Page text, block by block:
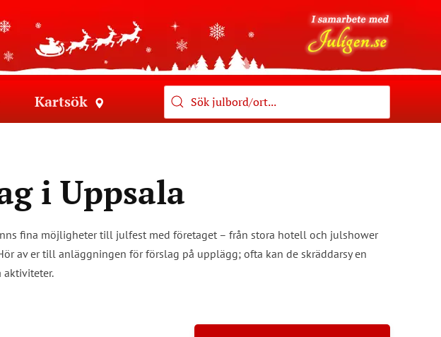
Kartsök
i Uppsala
fina möjligheter till julfest med företaget – från stora hotell och julshower
av er till anläggningen för förslag på upplägg; ofta kan de skräddarsy en